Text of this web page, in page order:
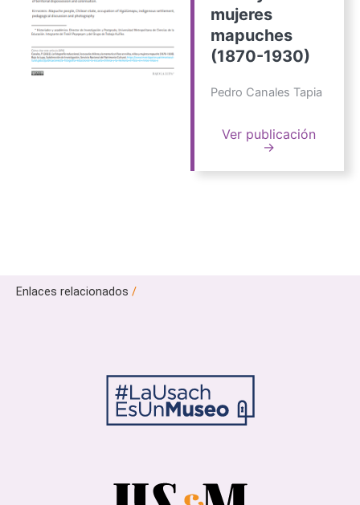
mujeres
mapuches
(1870-1930)
Pedro Canales Tapia
Ver publicación
→
Enlaces relacionados /